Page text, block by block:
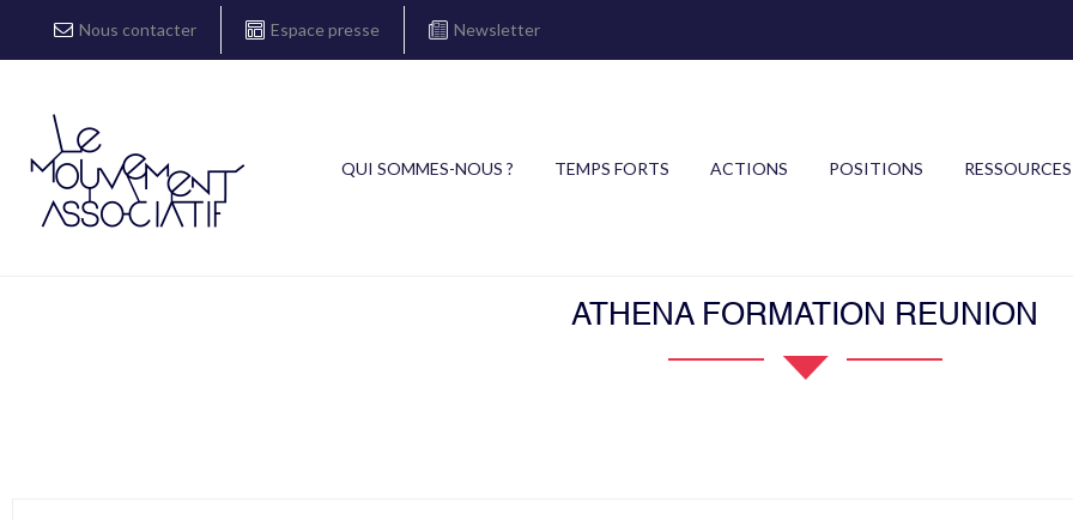
Nous contacter Espace presse Newsletter
QUI SOMMES-NOUS ? TEMPS FORTS ACTIONS POSITIONS RESSOURCES
ATHENA FORMATION REUNION